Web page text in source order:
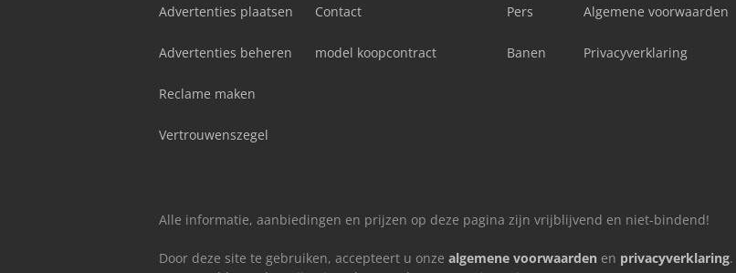
Advertenties plaatsen
Advertenties beheren
Reclame maken
Vertrouwenszegel
Contact
model koopcontract
Pers
Banen
Algemene voorwaarden
Privacyverklaring
Alle informatie, aanbiedingen en prijzen op deze pagina zijn vrijblijvend en niet-bindend!
Door deze site te gebruiken, accepteert u onze algemene voorwaarden en privacyverklaring.